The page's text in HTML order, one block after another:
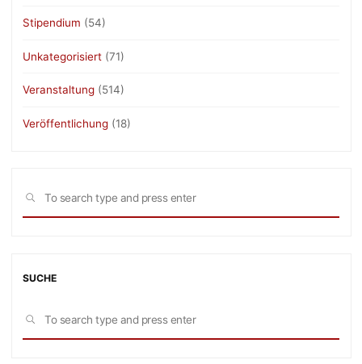
Stipendium (54)
Unkategorisiert (71)
Veranstaltung (514)
Veröffentlichung (18)
SEARCH
SUCHE
SEARCH